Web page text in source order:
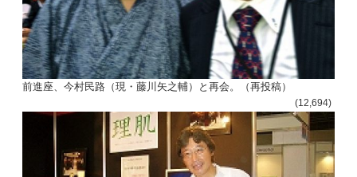
前進座、今村民路（現・藤川矢之輔）と再会。（再投稿）
(12,694)